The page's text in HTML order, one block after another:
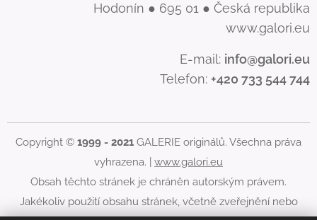
Hodonín ● 695 01 ● Česká republika
www.galori.eu
E-mail: info@galori.eu
Telefon: +420 733 544 744
Copyright © 1999 - 2021 GALERIE originálů. Všechna práva
vyhrazena. | www.galori.eu
Obsah těchto stránek je chráněn autorským právem.
Jakékoliv použití obsahu stránek, včetně zveřejnění nebo